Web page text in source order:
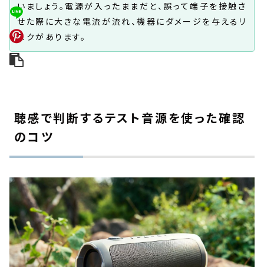
いましょう。電源が入ったままだと、誤って端子を接触さ
せた際に大きな電流が流れ、機器にダメージを与えるリ
スクがあります。
聴感で判断するテスト音源を使った確認
のコツ